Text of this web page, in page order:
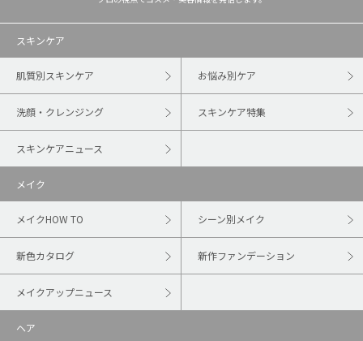
スキンケア
肌質別スキンケア お悩み別ケア
洗顔・クレンジング スキンケア特集
スキンケアニュース
メイク
メイクHOW TO シーン別メイク
新色カタログ 新作ファンデーション
メイクアップニュース
ヘア